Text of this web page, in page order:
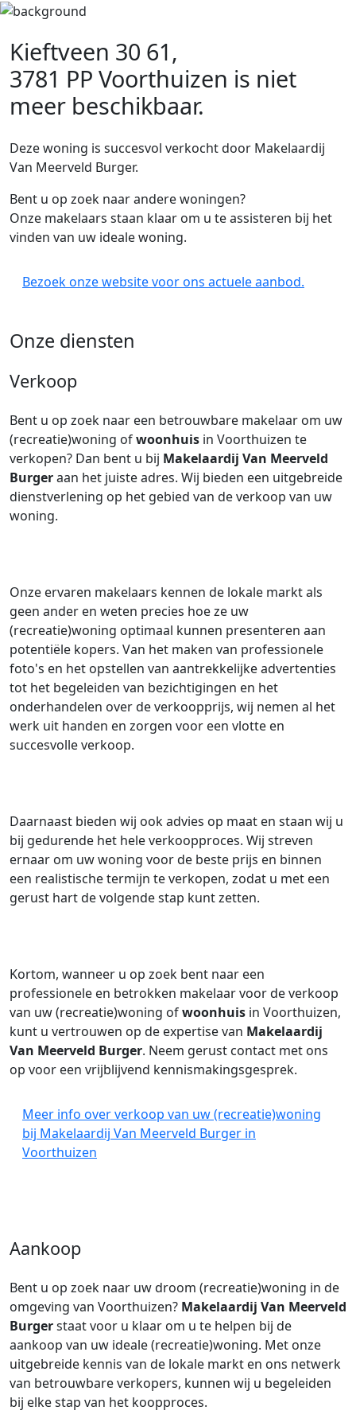
Kieftveen 30 61,
3781 PP Voorthuizen is niet
meer beschikbaar.
Deze woning is succesvol verkocht door Makelaardij
Van Meerveld Burger.
Bent u op zoek naar andere woningen?
Onze makelaars staan klaar om u te assisteren bij het
vinden van uw ideale woning.
Bezoek onze website voor ons actuele aanbod.
Onze diensten
Verkoop
Bent u op zoek naar een betrouwbare makelaar om uw
(recreatie)woning ofwoonhuis in Voorthuizen te
verkopen? Dan bent u bij Makelaardij Van Meerveld
Burgeraan het juiste adres. Wij bieden een uitgebreide
dienstverlening op het gebied van de verkoop van uw
woning.
Onze ervaren makelaars kennen de lokale markt als
geen ander en weten precies hoe ze uw
(recreatie)woning optimaal kunnen presenteren aan
potentiële kopers. Van het maken van professionele
foto's en het opstellen van aantrekkelijke advertenties
tot het begeleiden van bezichtigingen en het
onderhandelen over de verkoopprijs, wij nemen al het
werk uit handen en zorgen voor een vlotte en
succesvolle verkoop.
Daarnaast bieden wij ook advies op maat en staan wij u
bij gedurende het hele verkoopproces. Wij streven
ernaar om uw woning voor de beste prijs en binnen
een realistische termijn te verkopen, zodat u met een
gerust hart de volgende stap kunt zetten.
Kortom, wanneer u op zoek bent naar een
professionele en betrokken makelaar voor de verkoop
van uw (recreatie)woning ofwoonhuis in Voorthuizen,
kunt u vertrouwen op de expertise van Makelaardij
Van Meerveld Burger. Neem gerust contact met ons
op voor een vrijblijvend kennismakingsgesprek.
Meer info over verkoop van uw (recreatie)woning
bij Makelaardij Van Meerveld Burger in
Voorthuizen
Aankoop
Bent u op zoek naar uw droom (recreatie)woning in de
omgeving van Voorthuizen? Makelaardij Van Meerveld
Burgerstaat voor u klaar om u te helpen bij de
aankoop van uw ideale (recreatie)woning. Met onze
uitgebreide kennis van de lokale markt en ons netwerk
van betrouwbare verkopers, kunnen wij u begeleiden
bij elke stap van het koopproces.